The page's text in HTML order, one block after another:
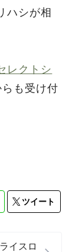
ハシが相
レクトシ
らも受け付
ツイート
イスロ